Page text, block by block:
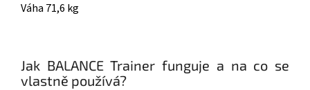
Váha 71,6 kg
Jak BALANCE Trainer funguje a na co se
vlastně používá?